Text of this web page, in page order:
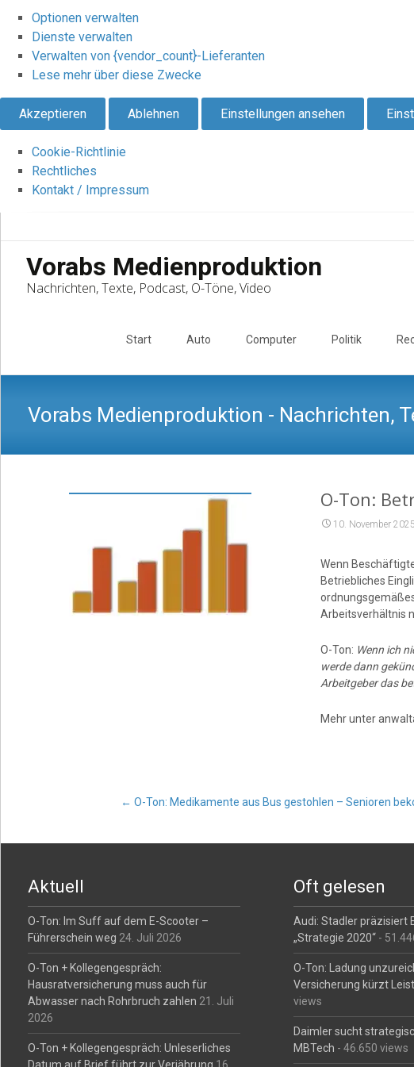
Optionen verwalten
Dienste verwalten
Verwalten von {vendor_count}-Lieferanten
Lese mehr über diese Zwecke
Akzeptieren Ablehnen Einstellungen ansehen
Cookie-Richtlinie
Rechtliches
Kontakt / Impressum
Vorabs Medienproduktion
Nachrichten, Texte, Podcast, O-Töne, Video
Start Auto Computer Politik
Vorabs Medienproduktion - Nachrichten,
O-Ton:
10. November 2025
Wenn
Betriebliches
Arbeitsverhältnis
O-Ton: Wenn ich
werde dann
Arbeitgeber das
Mehr unter
Post
← O-Ton: Medikamente aus Bus gestohlen – Senioren
Aktuell
O-Ton: Im Suff auf dem E-Scooter –
Führerschein weg 24. Juli 2026
O-Ton + Kollegengespräch:
Hausratversicherung muss auch für
Abwasser nach Rohrbruch zahlen 21. Juli
2026
O-Ton + Kollegengespräch: Unleserliches
Oft gelesen
Audi: Stadler präzisiert
„Strategie 2020“ -
O-Ton: Ladung
Versicherung kürzt
views
Daimler sucht
MBTech - 46.650 views